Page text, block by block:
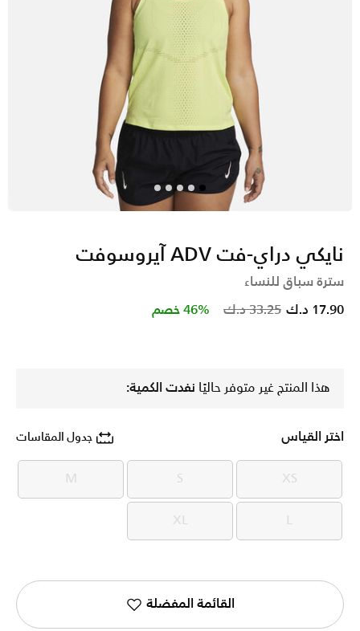
نايكي دراي-فت ADV آيروسوفت
سترة سباق للنساء
Price reduced from
33.25 د.ك to 17.90 د.ك 46% خصم
هذا المنتج غير متوفر حاليًا نفدت الكمية:
اختر القياس جدول المقاسات
XS
XS
S
S
M
M
L
L
XL
XL
القائمة المفضلة